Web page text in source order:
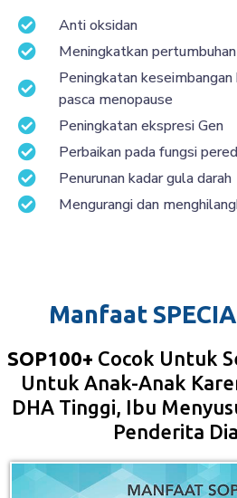
Anti oksidan
Meningkatkan
Peningkatan
pasca menopause
Peningkatan ekspresi Gen
Perbaikan pada fungsi
Penurunan kadar gula darah
Mengurangi dan
Manfaat
SOP100+ Cocok Untuk
Untuk Anak-Anak
DHA Tinggi, Ibu
Penderita